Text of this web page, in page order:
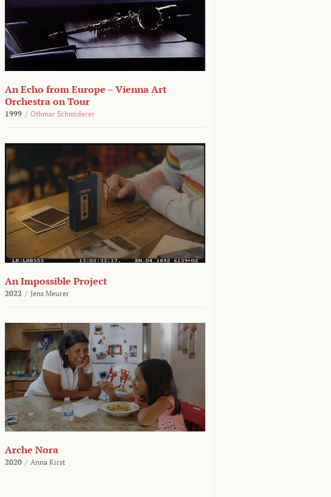
An Echo from Europe – Vienna Art
Orchestra on Tour
1999 / Othmar Schmiderer
An Impossible Project
2022 / Jens Meurer
Arche Nora
2020 / Anna Kirst